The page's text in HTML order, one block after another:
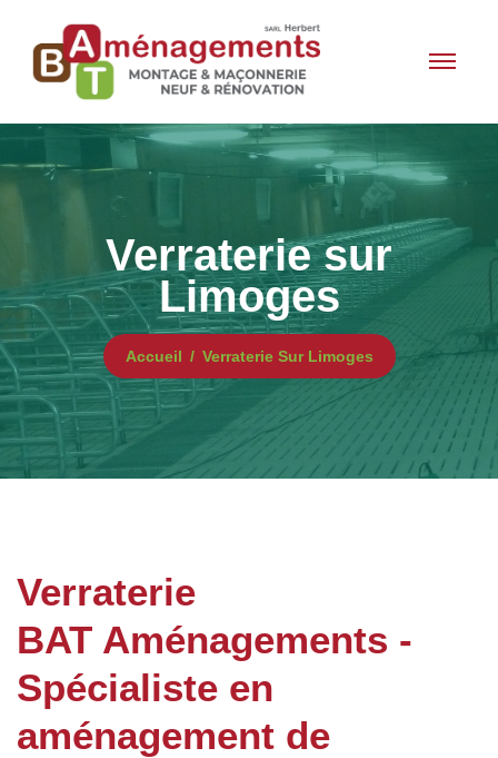
Verraterie sur
Limoges
Accueil Verraterie Sur Limoges
Verraterie
BAT Aménagements -
Spécialiste en
aménagement de